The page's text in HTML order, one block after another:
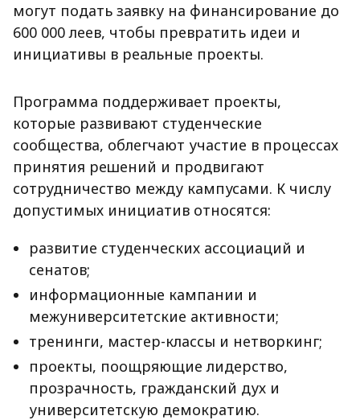
могут подать заявку на финансирование до
600 000 леев, чтобы превратить идеи и
инициативы в реальные проекты.
Программа поддерживает проекты,
которые развивают студенческие
сообщества, облегчают участие в процессах
принятия решений и продвигают
сотрудничество между кампусами. К числу
допустимых инициатив относятся:
развитие студенческих ассоциаций и
сенатов;
информационные кампании и
межуниверситетские активности;
тренинги, мастер-классы и нетворкинг;
проекты, поощряющие лидерство,
прозрачность, гражданский дух и
университетскую демократию.